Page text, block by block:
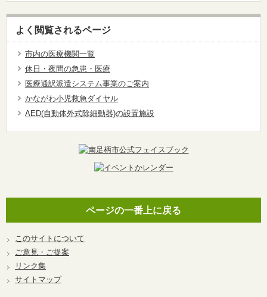
よく閲覧されるページ
市内の医療機関一覧
休日・夜間の急患・医療
医療通訳派遣システム事業のご案内
かながわ小児救急ダイヤル
AED(自動体外式除細動器)の設置施設
ページの一番上に戻る
このサイトについて
ご意見・ご提案
リンク集
サイトマップ